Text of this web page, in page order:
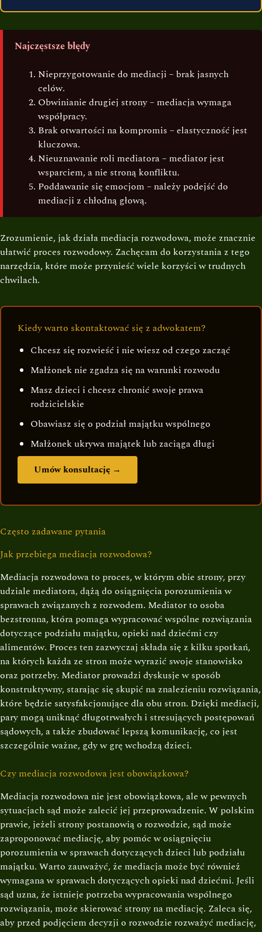
Najczęstsze błędy
Nieprzygotowanie do mediacji – brak jasnych
celów.
Obwinianie drugiej strony – mediacja wymaga
współpracy.
Brak otwartości na kompromis – elastyczność jest
kluczowa.
Nieuznawanie roli mediatora – mediator jest
wsparciem, a nie stroną konfliktu.
Poddawanie się emocjom – należy podejść do
mediacji z chłodną głową.
Zrozumienie, jak działa mediacja rozwodowa, może znacznie
ułatwić proces rozwodowy. Zachęcam do korzystania z tego
narzędzia, które może przynieść wiele korzyści w trudnych
chwilach.
Kiedy warto skontaktować się z adwokatem?
Chcesz się rozwieść i nie wiesz od czego zacząć
Małżonek nie zgadza się na warunki rozwodu
Masz dzieci i chcesz chronić swoje prawa
rodzicielskie
Obawiasz się o podział majątku wspólnego
Małżonek ukrywa majątek lub zaciąga długi
Umów konsultację →
Często zadawane pytania
Jak przebiega mediacja rozwodowa?
Mediacja rozwodowa to proces, w którym obie strony, przy
udziale mediatora, dążą do osiągnięcia porozumienia w
sprawach związanych z rozwodem. Mediator to osoba
bezstronna, która pomaga wypracować wspólne rozwiązania
dotyczące podziału majątku, opieki nad dziećmi czy
alimentów. Proces ten zazwyczaj składa się z kilku spotkań,
na których każda ze stron może wyrazić swoje stanowisko
oraz potrzeby. Mediator prowadzi dyskusje w sposób
konstruktywny, starając się skupić na znalezieniu rozwiązania,
które będzie satysfakcjonujące dla obu stron. Dzięki mediacji,
pary mogą uniknąć długotrwałych i stresujących postępowań
sądowych, a także zbudować lepszą komunikację, co jest
szczególnie ważne, gdy w grę wchodzą dzieci.
Czy mediacja rozwodowa jest obowiązkowa?
Mediacja rozwodowa nie jest obowiązkowa, ale w pewnych
sytuacjach sąd może zalecić jej przeprowadzenie. W polskim
prawie, jeżeli strony postanowią o rozwodzie, sąd może
zaproponować mediację, aby pomóc w osiągnięciu
porozumienia w sprawach dotyczących dzieci lub podziału
majątku. Warto zauważyć, że mediacja może być również
wymagana w sprawach dotyczących opieki nad dziećmi. Jeśli
sąd uzna, że istnieje potrzeba wypracowania wspólnego
rozwiązania, może skierować strony na mediację. Zaleca się,
aby przed podjęciem decyzji o rozwodzie rozważyć mediację,